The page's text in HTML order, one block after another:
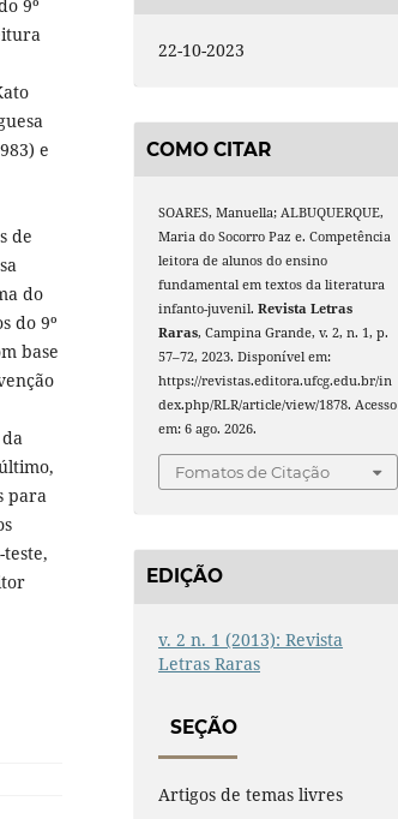
9º
e
de
do
do 9º
base
para
22-10-2023
COMO CITAR
SOARES, Manuella; ALBUQUERQUE,
Maria do Socorro Paz e. Competência
leitora de alunos do ensino
fundamental em textos da literatura
infanto-juvenil.Revista Letras
Raras, Campina Grande, v. 2, n. 1, p.
57–72, 2023. Disponível em:
https://revistas.editora.ufcg.edu.br/in
dex.php/RLR/article/view/1878. Acesso
em: 6 ago. 2026.
Fomatos de Citação
EDIÇÃO
v. 2 n. 1 (2013): Revista
Letras Raras
SEÇÃO
Artigos de temas livres